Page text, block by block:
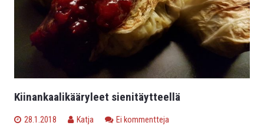
Kaikki reseptit
Kiinankaalikääryleet sienitäytteellä
28.1.2018 Katja
Ei kommentteja